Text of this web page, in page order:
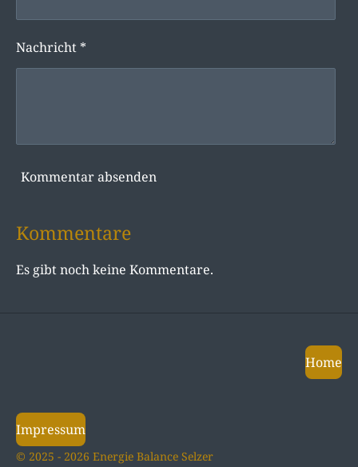
Nachricht *
Kommentar absenden
Kommentare
Es gibt noch keine Kommentare.
Home
Impressum
© 2025 - 2026 Energie Balance Selzer